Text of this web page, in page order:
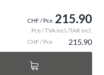
CHF / Pce 215.90
Pce / TVA incl./TAR incl.
CHF / Pce 215.90